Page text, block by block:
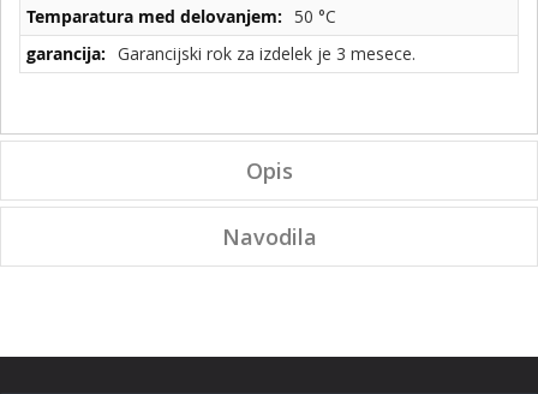
50 °C
Garancijski rok za izdelek je 3 mesece.
Opis
Navodila